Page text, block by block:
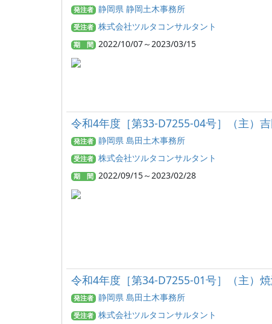
発注者 静岡県 静岡土木事務所
受注者 株式会社ツルタコンサルタント
期 間 2022/10/07～2023/03/15
令和4年度［第33-D7255-04号］（主）
発注者 静岡県 島田土木事務所
受注者 株式会社ツルタコンサルタント
期 間 2022/09/15～2023/02/28
令和4年度［第34-D7255-01号］（主）
発注者 静岡県 島田土木事務所
受注者 株式会社ツルタコンサルタント